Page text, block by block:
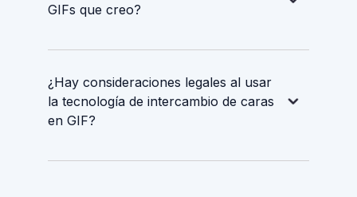
GIFs que creo?
¿Hay consideraciones legales al usar
la tecnología de intercambio de caras
en GIF?